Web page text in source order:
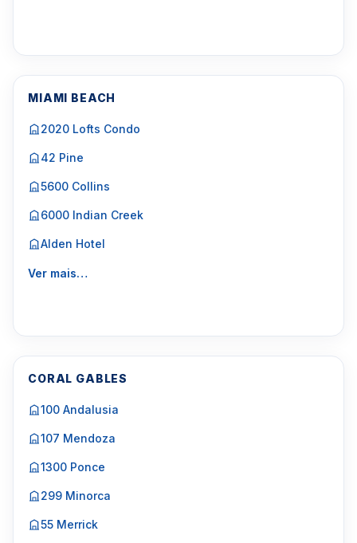
MIAMI BEACH
2020 Lofts Condo
42 Pine
5600 Collins
6000 Indian Creek
Alden Hotel
Ver mais…
CORAL GABLES
100 Andalusia
107 Mendoza
1300 Ponce
299 Minorca
55 Merrick